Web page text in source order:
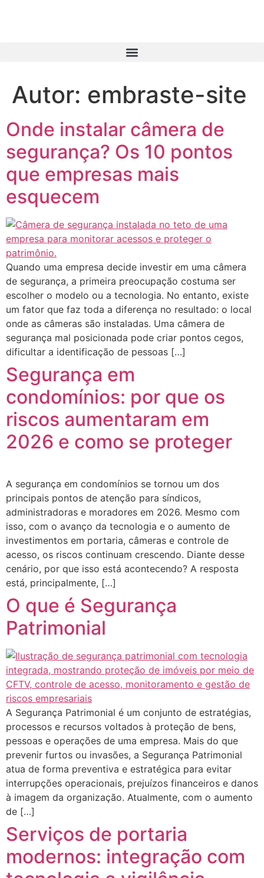
Autor: embraste-site
Onde instalar câmera de
segurança? Os 10 pontos
que empresas mais
esquecem
Quando uma empresa decide investir em uma câmera
de segurança, a primeira preocupação costuma ser
escolher o modelo ou a tecnologia. No entanto, existe
um fator que faz toda a diferença no resultado: o local
onde as câmeras são instaladas. Uma câmera de
segurança mal posicionada pode criar pontos cegos,
dificultar a identificação de pessoas […]
Segurança em
condomínios: por que os
riscos aumentaram em
2026 e como se proteger
A segurança em condomínios se tornou um dos
principais pontos de atenção para síndicos,
administradoras e moradores em 2026. Mesmo com
isso, com o avanço da tecnologia e o aumento de
investimentos em portaria, câmeras e controle de
acesso, os riscos continuam crescendo. Diante desse
cenário, por que isso está acontecendo? A resposta
está, principalmente, […]
O que é Segurança
Patrimonial
A Segurança Patrimonial é um conjunto de estratégias,
processos e recursos voltados à proteção de bens,
pessoas e operações de uma empresa. Mais do que
prevenir furtos ou invasões, a Segurança Patrimonial
atua de forma preventiva e estratégica para evitar
interrupções operacionais, prejuízos financeiros e danos
à imagem da organização. Atualmente, com o aumento
de […]
Serviços de portaria
modernos: integração com